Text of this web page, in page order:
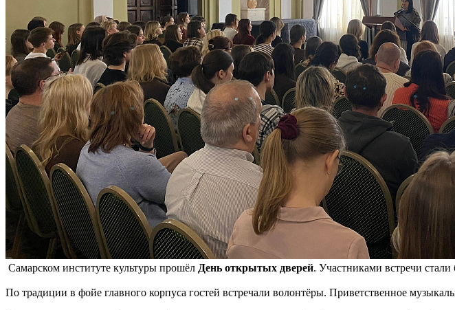
Самарском институте культуры прошёл День открытых дверей. Участниками встречи стали
По традиции в фойе главного корпуса гостей встречали волонтёры. Приветственное